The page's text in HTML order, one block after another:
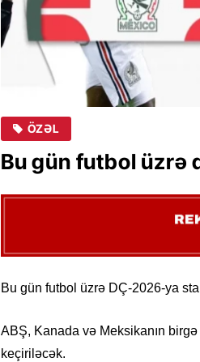
ÖZƏL
Bu gün futbol üzrə
Bu gün futbol üzrə DÇ-2026-ya
ABŞ, Kanada və Meksikanın
keçiriləcək.